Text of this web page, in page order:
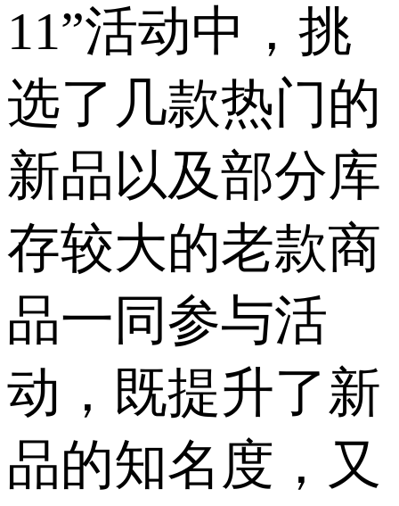
11”活动中，挑
选了几款热门的
新品以及部分库
存较大的老款商
品一同参与活
动，既提升了新
品的知名度，又